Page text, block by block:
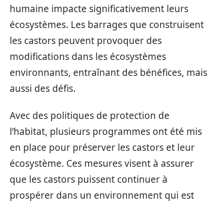
humaine impacte significativement leurs
écosystèmes. Les barrages que construisent
les castors peuvent provoquer des
modifications dans les écosystèmes
environnants, entraînant des bénéfices, mais
aussi des défis.
Avec des politiques de protection de
l’habitat, plusieurs programmes ont été mis
en place pour préserver les castors et leur
écosystème. Ces mesures visent à assurer
que les castors puissent continuer à
prospérer dans un environnement qui est